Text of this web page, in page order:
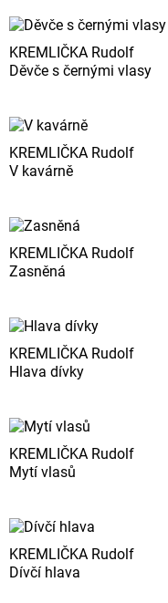
KREMLIČKA Rudolf
Děvče s černými vlasy
KREMLIČKA Rudolf
V kavárně
KREMLIČKA Rudolf
Zasněná
KREMLIČKA Rudolf
Hlava dívky
KREMLIČKA Rudolf
Mytí vlasů
KREMLIČKA Rudolf
Dívčí hlava